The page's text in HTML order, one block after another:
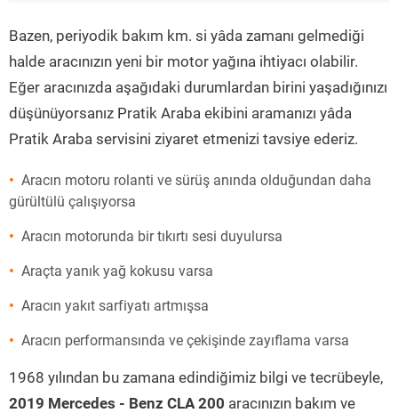
Bazen, periyodik bakım km. si yâda zamanı gelmediği
halde aracınızın yeni bir motor yağına ihtiyacı olabilir.
Eğer aracınızda aşağıdaki durumlardan birini yaşadığınızı
düşünüyorsanız Pratik Araba ekibini aramanızı yâda
Pratik Araba servisini ziyaret etmenizi tavsiye ederiz.
Aracın motoru rolanti ve sürüş anında olduğundan daha
gürültülü çalışıyorsa
Aracın motorunda bir tıkırtı sesi duyulursa
Araçta yanık yağ kokusu varsa
Aracın yakıt sarfiyatı artmışsa
Aracın performansında ve çekişinde zayıflama varsa
1968 yılından bu zamana edindiğimiz bilgi ve tecrübeyle,
2019 Mercedes - Benz CLA 200 aracınızın bakım ve